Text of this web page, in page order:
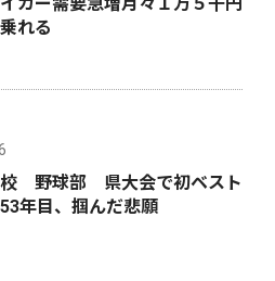
れる
校 野球部 県大会で初ベスト
年目、掴んだ悲願